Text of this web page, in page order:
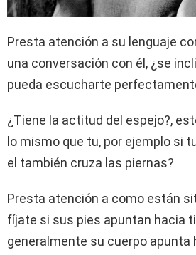
Presta atención a su lenguaje
una conversación con él, ¿se
pueda escucharte
¿Tiene la actitud del espejo?,
lo mismo que tu, por ejemplo si
el también cruza las piernas?
Presta atención a como están
fíjate si sus pies apuntan hacia
generalmente su cuerpo apunta